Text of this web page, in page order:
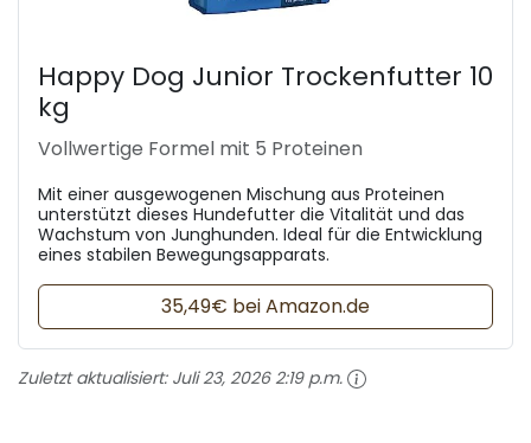
Happy Dog Junior Trockenfutter 10
kg
Vollwertige Formel mit 5 Proteinen
Mit einer ausgewogenen Mischung aus Proteinen
unterstützt dieses Hundefutter die Vitalität und das
Wachstum von Junghunden. Ideal für die Entwicklung
eines stabilen Bewegungsapparats.
35,49€ bei Amazon.de
Zuletzt aktualisiert: Juli 23, 2026 2:19 p.m.